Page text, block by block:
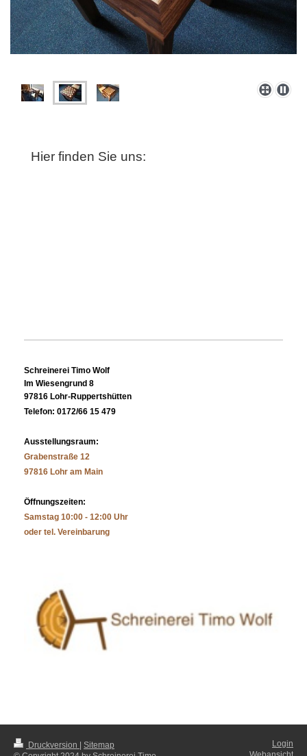
Hier finden Sie uns:
Schreinerei Timo Wolf
Im Wiesengrund 8
97816 Lohr-Ruppertshütten
Telefon: 0172/66 15 479
Ausstellungsraum:
Grabenstraße 12
97816 Lohr am Main
Öffnungszeiten:
Samstag 10:00 - 12:00 Uhr
oder tel. Vereinbarung
Druckversion
Sitemap
Login